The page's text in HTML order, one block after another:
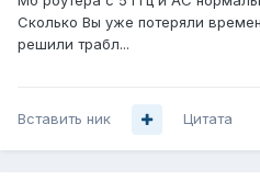
Сколько Вы уже потеряли
решили трабл...
Вставить ник Цитата